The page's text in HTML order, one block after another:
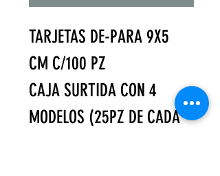
TARJETAS DE-PARA 9X5
CM C/100 PZ
CAJA SURTIDA CON 4
MODELOS (25PZ DE CADA